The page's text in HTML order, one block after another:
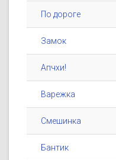
По дороге
Замок
Апчхи!
Варежка
Смешинка
Бантик